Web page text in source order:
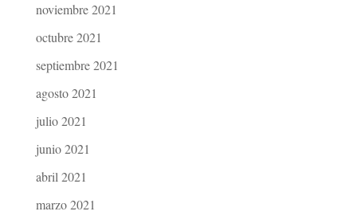
noviembre 2021
octubre 2021
septiembre 2021
agosto 2021
julio 2021
junio 2021
abril 2021
marzo 2021